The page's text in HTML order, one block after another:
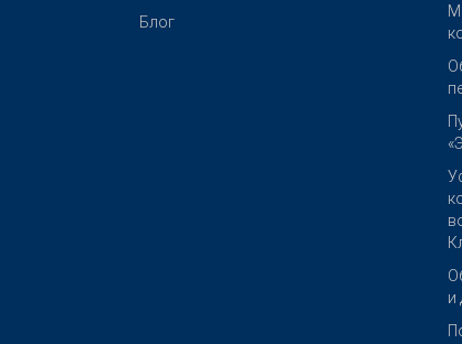
Блог
и